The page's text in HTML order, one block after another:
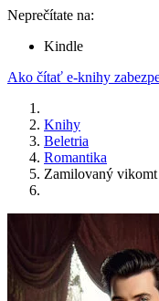
Neprečítate na:
Kindle
Ako čítať e-knihy
Knihy
Beletria
Romantika
Zamilovaný vikomt